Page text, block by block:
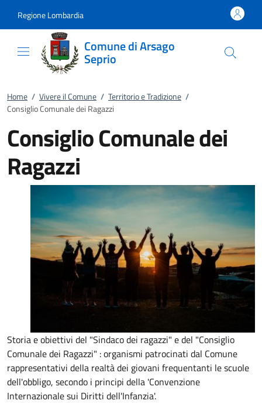
Regione Lombardia
Comune di Arsago
Seprio
Home / Vivere il Comune / Territorio e Tradizione /
Consiglio Comunale dei Ragazzi
Consiglio Comunale dei
Ragazzi
Storia e obiettivi del "Sindaco dei ragazzi" e del "Consiglio
Comunale dei Ragazzi" : organismi patrocinati dal Comune
rappresentativi della realtà dei giovani frequentanti le scuole
dell'obbligo, secondo i principi della 'Convenzione
Internazionale sui Diritti dell'Infanzia'.